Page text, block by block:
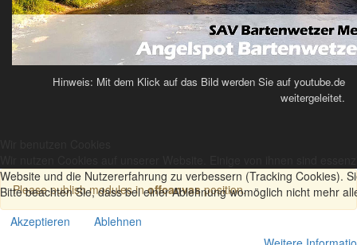
Hinweis: Mit dem Klick auf das Bild werden Sie auf youtube.de
weitergeleitet.
Please publish modules inoffcanvasposition.
Website und die Nutzererfahrung zu verbessern (Tracking Cookies).
Bitte beachten Sie, dass bei einer Ablehnung womöglich nicht mehr
Akzeptieren
Ablehnen